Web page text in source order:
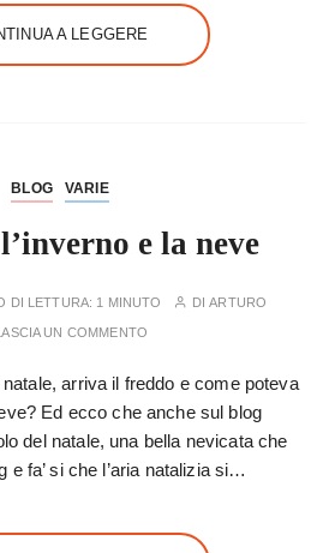
A LEGGERE
BLOG VARIE
e la neve
DI LETTURA: 1 MINUTO DIARTURO
UN COMMENTO
natale, arriva il freddo e come poteva
Ed ecco che anche sul blog
del natale, una bella nevicata che
e fa’ si che l’aria natalizia si…